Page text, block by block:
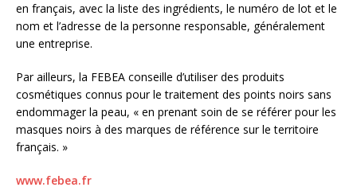
en français, avec la liste des ingrédients, le numéro de lot et le
nom et l’adresse de la personne responsable, généralement
une entreprise.
Par ailleurs, la FEBEA conseille d’utiliser des produits
cosmétiques connus pour le traitement des points noirs sans
endommager la peau, « en prenant soin de se référer pour les
masques noirs à des marques de référence sur le territoire
français. »
www.febea.fr